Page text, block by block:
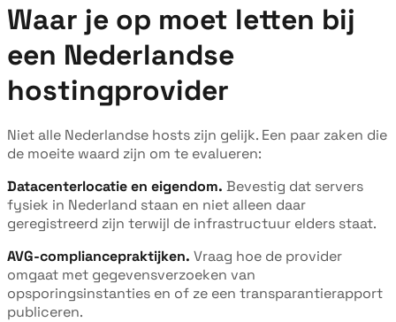
Waar je op moet letten bij
een Nederlandse
hostingprovider
Niet alle Nederlandse hosts zijn gelijk. Een paar zaken die
de moeite waard zijn om te evalueren:
Datacenterlocatie en eigendom. Bevestig dat servers
fysiek in Nederland staan en niet alleen daar
geregistreerd zijn terwijl de infrastructuur elders staat.
AVG-compliancepraktijken. Vraag hoe de provider
omgaat met gegevensverzoeken van
opsporingsinstanties en of ze een transparantierapport
publiceren.